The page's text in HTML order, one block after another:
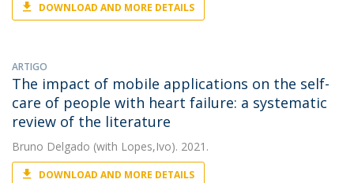
DOWNLOAD AND MORE DETAILS
ARTIGO
The impact of mobile applications on the self-
care of people with heart failure: a systematic
review of the literature
Bruno Delgado (with Lopes,Ivo). 2021.
DOWNLOAD AND MORE DETAILS